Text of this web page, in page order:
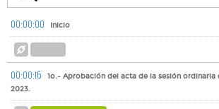
00:00:00 Inicio
00:00:16
1o.- Aprobación del acta de la sesión ordinaria
2023.